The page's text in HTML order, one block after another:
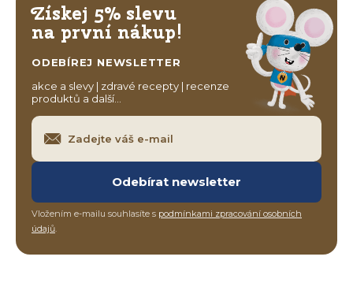
Získej 5% slevu
na první nákup!
ODEBÍREJ NEWSLETTER
akce a slevy | zdravé recepty | recenze
produktů a další…
Odebírat newsletter
Vložením e-mailu souhlasíte s podmínkami zpracování osobních
údajů.